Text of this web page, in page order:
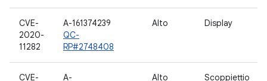
CVE-
2020-
11282
A-161374239
QC-
RP#2748408
Alto Display
CVE-
A-
Alto Scoppiettio